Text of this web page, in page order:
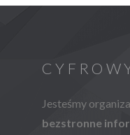
Jesteśmy
bezstronne